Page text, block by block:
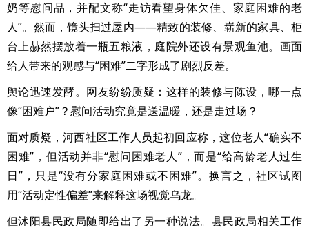
奶等慰问品，并配文称“走访看望身体欠佳、家庭困难的老
人”。然而，镜头扫过屋内——精致的装修、崭新的家具、柜
台上赫然摆放着一瓶五粮液，庭院外还设有景观鱼池。画面
给人带来的观感与“困难”二字形成了剧烈反差。
舆论迅速发酵。网友纷纷质疑：这样的装修与陈设，哪一点
像“困难户”？慰问活动究竟是送温暖，还是走过场？
面对质疑，河西社区工作人员起初回应称，这位老人“确实不
困难”，但活动并非“慰问困难老人”，而是“给高龄老人过生
日”，只是“没有分家庭困难或不困难”。换言之，社区试图
用“活动定性偏差”来解释这场视觉乌龙。
但沭阳县民政局随即给出了另一种说法。县民政局相关工作